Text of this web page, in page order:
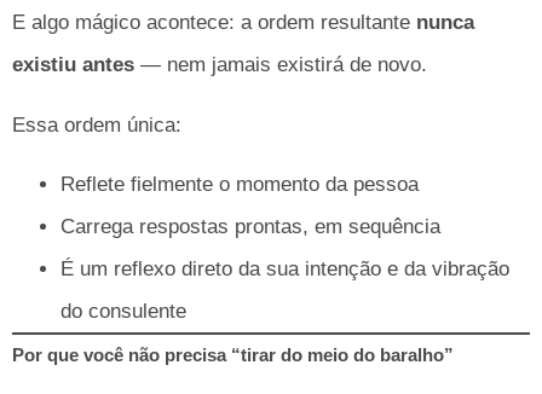
E algo mágico acontece: a ordem resultante nunca
existiu antes — nem jamais existirá de novo.
Essa ordem única:
Reflete fielmente o momento da pessoa
Carrega respostas prontas, em sequência
É um reflexo direto da sua intenção e da vibração
do consulente
Por que você não precisa “tirar do meio do baralho”